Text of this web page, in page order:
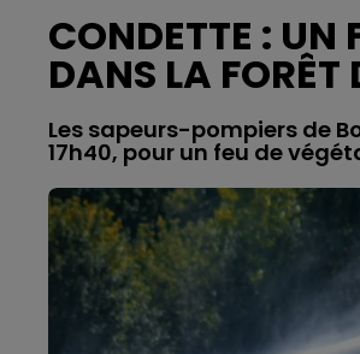
CONDETTE : UN
DANS LA FORÊT
Les sapeurs-pompiers de
17h40, pour un feu de